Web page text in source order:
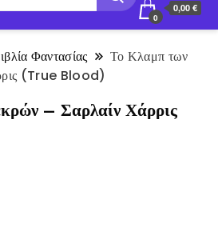
0
0,00 €
Φαντασίας
Το Κλαμπ των
(True Blood)
– Σαρλαίν Χάρρις